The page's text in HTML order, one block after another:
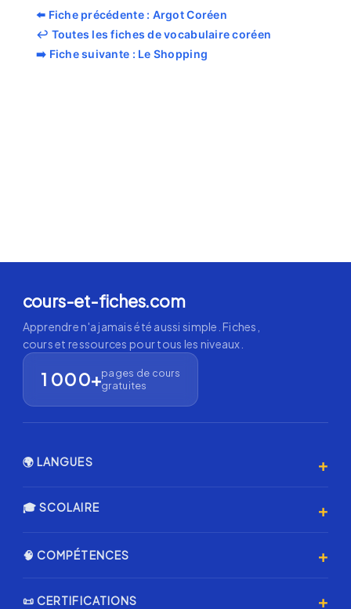
⬅️ Fiche précédente : Argot Coréen
↩️ Toutes les fiches de vocabulaire coréen
➡️ Fiche suivante : Le Shopping
cours-et-fiches.com
Apprendre n'a jamais été aussi simple. Fiches,
cours et ressources pour tous les niveaux.
1 000+pages de cours
gratuites
🌍 LANGUES +
Anglais 🇬🇧
Allemand 🇩🇪
🎓 SCOLAIRE +
Lycée
🧠 COMPÉTENCES +
📜 CERTIFICATIONS +